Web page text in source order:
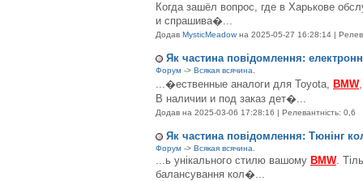
Когда зашёл вопрос, где в Харькове
и спрашива�...
Додав MysticMeadow на 2025-05-27 16:28:14 |
Як частина повідомлення:
Форум -> Всякая всячина.
...�ественные аналоги для Toyota, BMW
В наличии и под заказ дет�...
Додав на 2025-03-06 17:28:16 | Релевантність: 0,6
Як частина повідомлення: Тюнінг
Форум -> Всякая всячина.
...ь унікального стилю вашому BMW.
балансування кол�...